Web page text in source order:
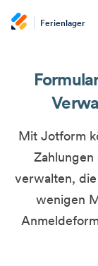
Ferienlager
Mit Jotform
verwalten,
wenigen